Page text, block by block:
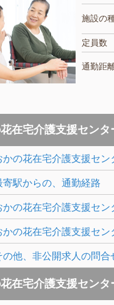
施設の
定員数
通勤距
在宅介護支援セン
かの花在宅介護支援セ
寄駅からの、通勤経路
かの花在宅介護支援セン
かの花在宅介護支援セ
の他、非公開求人の問合
在宅介護支援センタ